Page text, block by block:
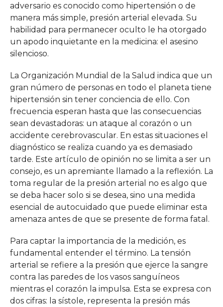
adversario es conocido como hipertensión o de
manera más simple, presión arterial elevada. Su
habilidad para permanecer oculto le ha otorgado
un apodo inquietante en la medicina: el asesino
silencioso.
La Organización Mundial de la Salud indica que un
gran número de personas en todo el planeta tiene
hipertensión sin tener conciencia de ello. Con
frecuencia esperan hasta que las consecuencias
sean devastadoras: un ataque al corazón o un
accidente cerebrovascular. En estas situaciones el
diagnóstico se realiza cuando ya es demasiado
tarde. Este artículo de opinión no se limita a ser un
consejo, es un apremiante llamado a la reflexión. La
toma regular de la presión arterial no es algo que
se deba hacer solo si se desea, sino una medida
esencial de autocuidado que puede eliminar esta
amenaza antes de que se presente de forma fatal.
Para captar la importancia de la medición, es
fundamental entender el término. La tensión
arterial se refiere a la presión que ejerce la sangre
contra las paredes de los vasos sanguíneos
mientras el corazón la impulsa. Esta se expresa con
dos cifras: la sístole, representa la presión más